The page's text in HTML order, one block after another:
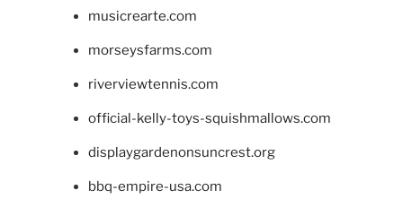
musicrearte.com
morseysfarms.com
riverviewtennis.com
official-kelly-toys-squishmallows.com
displaygardenonsuncrest.org
bbq-empire-usa.com